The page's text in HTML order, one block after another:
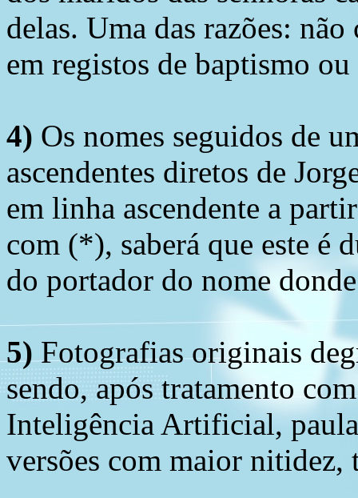
delas. Uma das razões:
em registos de baptismo
4) Os nomes seguidos de
ascendentes diretos de
em linha ascendente a
com (*), saberá que este é
do portador do nome
5)Fotografias originais
sendo, após tratamento
Inteligência Artificial,
versões com maior nitidez,